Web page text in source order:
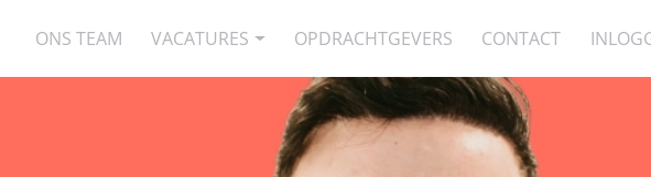
ONS TEAM VACATURES OPDRACHTGEVERS CONTACT